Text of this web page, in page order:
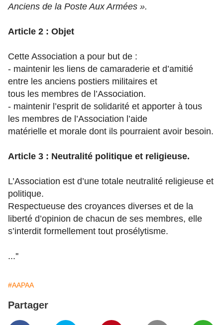
Anciens de la Poste Aux Armées ».
Article 2 : Objet
Cette Association a pour but de :
- maintenir les liens de camaraderie et d’amitié
entre les anciens postiers militaires et
tous les membres de l’Association.
- maintenir l’esprit de solidarité et apporter à tous
les membres de l’Association l’aide
matérielle et morale dont ils pourraient avoir besoin.
Article 3 : Neutralité politique et religieuse.
L’Association est d’une totale neutralité religieuse et
politique.
Respectueuse des croyances diverses et de la
liberté d’opinion de chacun de ses membres, elle
s’interdit formellement tout prosélytisme.
...''
#AAPAA
Partager